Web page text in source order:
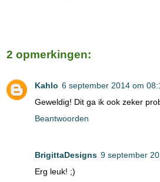
2 opmerkingen:
Kahlo 6 september 2014 om
Geweldig! Dit ga ik ook zeker
Beantwoorden
BrigittaDesigns 9 september
Erg leuk! ;)